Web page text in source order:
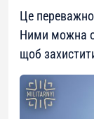
Це переважно
Ними можна
щоб